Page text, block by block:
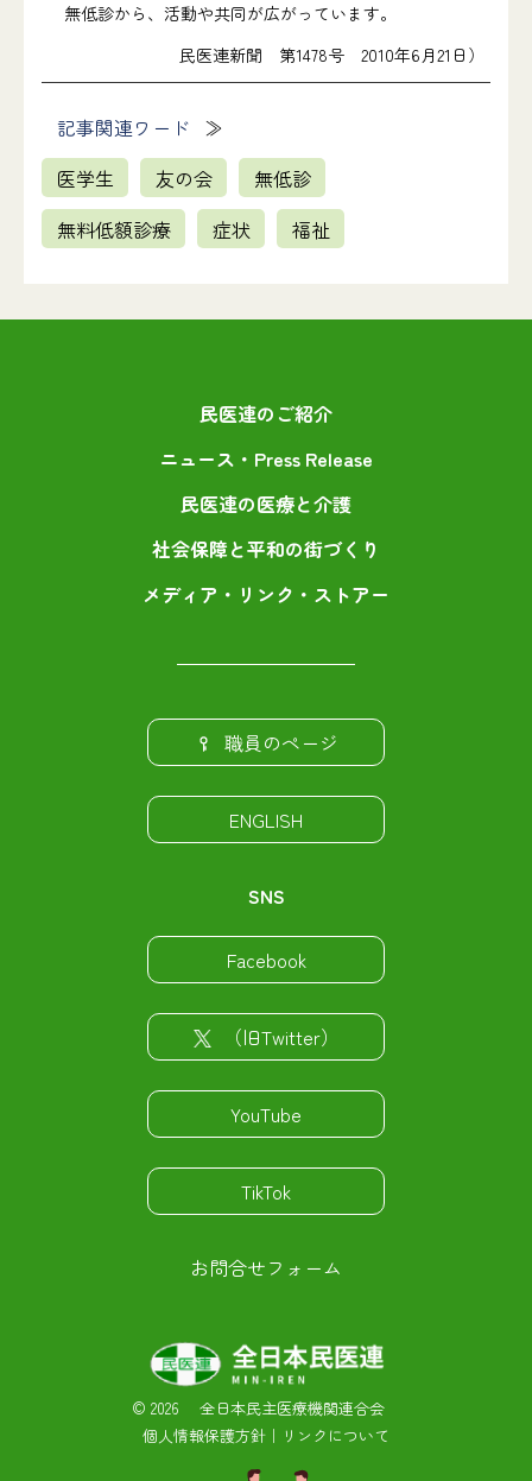
無低診から、活動や共同が広がっています。
民医連新聞 第1478号 2010年6月21日）
記事関連ワード
医学生
友の会
無低診
無料低額診療
症状 福祉
民医連のご紹介
ニュース・Press Release
民医連の医療と介護
社会保障と平和の街づくり
メディア・リンク・ストアー
職員のページ
ENGLISH
SNS
Facebook
（旧Twitter）
YouTube
TikTok
お問合せフォーム
© 2026 全日本民主医療機関連合会
個人情報保護方針 ｜ リンクについて